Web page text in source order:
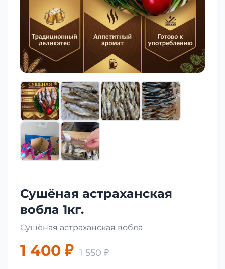
Сушёная астраханская
вобла 1кг.
Сушёная астраханская вобла
1 400 ₽ 1 550 ₽